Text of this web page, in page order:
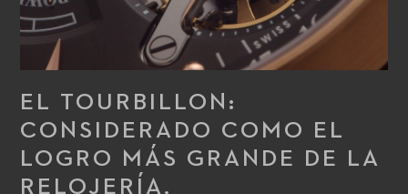
EL TOURBILLON:
CONSIDERADO COMO EL
LOGRO MÁS GRANDE DE LA
RELOJERÍA.